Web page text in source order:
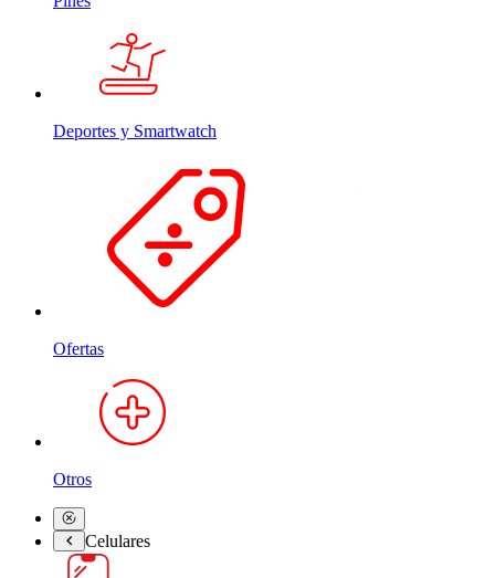
Deportes y Smartwatch
Ofertas
Otros
Celulares